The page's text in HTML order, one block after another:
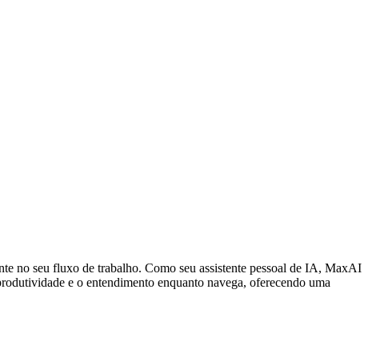
no seu fluxo de trabalho. Como seu assistente pessoal de IA, MaxAI
e o entendimento enquanto navega, oferecendo uma